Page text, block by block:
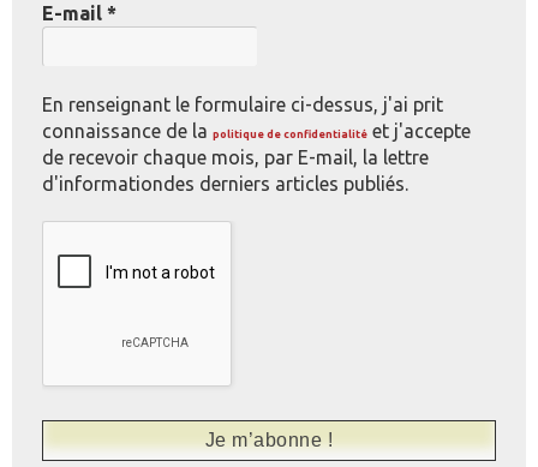
E-mail *
En renseignant le formulaire ci-dessus, j'ai prit
connaissance de la politique de confidentialité et j'accepte
de recevoir chaque mois, par E-mail, la lettre
d'informationdes derniers articles publiés.